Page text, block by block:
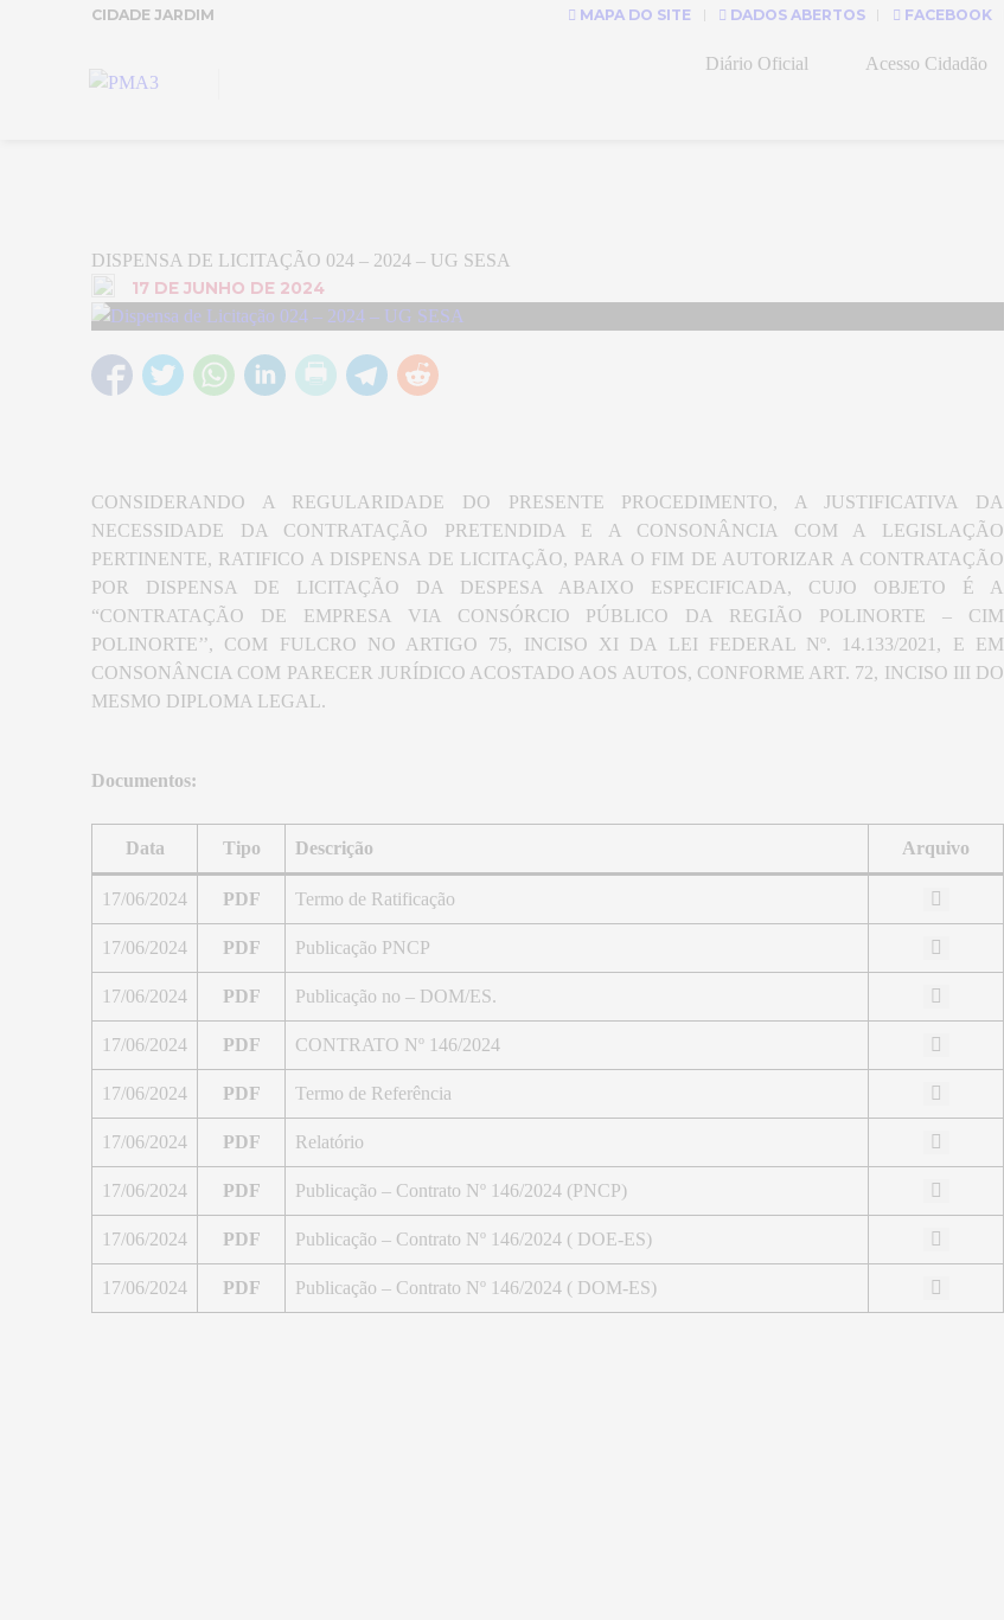
CIDADE JARDIM MAPA DO SITE DADOS ABERTOS FACEBOOK
Diário Oficial Acesso Cidadão
DISPENSA DE LICITAÇÃO 024 – 2024 – UG SESA
17 DE JUNHO DE 2024
CONSIDERANDO A REGULARIDADE DO PRESENTE PROCEDIMENTO, A JUSTIFICATIVA DA
NECESSIDADE DA CONTRATAÇÃO PRETENDIDA E A CONSONÂNCIA COM A LEGISLAÇÃO
PERTINENTE, RATIFICO A DISPENSA DE LICITAÇÃO, PARA O FIM DE AUTORIZAR A CONTRATAÇÃO
POR DISPENSA DE LICITAÇÃO DA DESPESA ABAIXO ESPECIFICADA, CUJO OBJETO É A
“CONTRATAÇÃO DE EMPRESA VIA CONSÓRCIO PÚBLICO DA REGIÃO POLINORTE – CIM
POLINORTE’’, COM FULCRO NO ARTIGO 75, INCISO XI DA LEI FEDERAL Nº. 14.133/2021, E EM
CONSONÂNCIA COM PARECER JURÍDICO ACOSTADO AOS AUTOS, CONFORME ART. 72, INCISO III DO
MESMO DIPLOMA LEGAL.
Documentos:
Data Tipo Descrição Arquivo
17/06/2024 PDF Termo de Ratificação
17/06/2024 PDF Publicação PNCP
17/06/2024 PDF Publicação no – DOM/ES.
17/06/2024 PDF CONTRATO Nº 146/2024
17/06/2024 PDF Termo de Referência
17/06/2024 PDF Relatório
17/06/2024 PDF Publicação – Contrato Nº 146/2024 (PNCP)
17/06/2024 PDF Publicação – Contrato Nº 146/2024 ( DOE-ES)
17/06/2024 PDF Publicação – Contrato Nº 146/2024 ( DOM-ES)